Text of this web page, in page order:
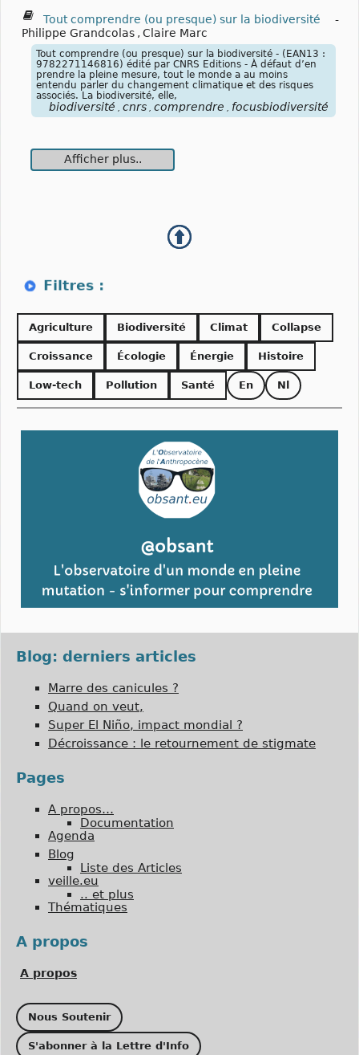
Tout comprendre (ou presque) sur la biodiversité
-
Philippe Grandcolas , Claire Marc
Tout comprendre (ou presque) sur la biodiversité - (EAN13 :
9782271146816) édité par CNRS Editions - À défaut d’en
prendre la pleine mesure, tout le monde a au moins
entendu parler du changement climatique et des risques
associés. La biodiversité, elle,
biodiversité cnrs comprendre focusbiodiversité
Afficher plus..
Agriculture Biodiversité Climat Collapse
Croissance Écologie Énergie Histoire
Low-tech Pollution Santé En Nl
Blog: derniers articles
Marre des canicules ?
Quand on veut,
Super El Niño, impact mondial ?
Décroissance : le retournement de stigmate
Pages
A propos…
Documentation
Agenda
Blog
Liste des Articles
veille.eu
.. et plus
Thématiques
A propos
A propos
Nous Soutenir
S'abonner à la Lettre d'Info